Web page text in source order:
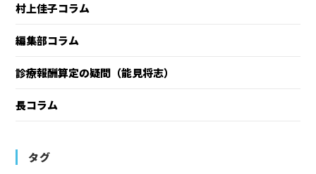
村上佳子コラム
編集部コラム
診療報酬算定の疑問（能見将志）
長コラム
タグ